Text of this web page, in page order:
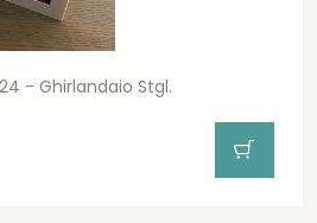
- Ghirlandaio Stgl.